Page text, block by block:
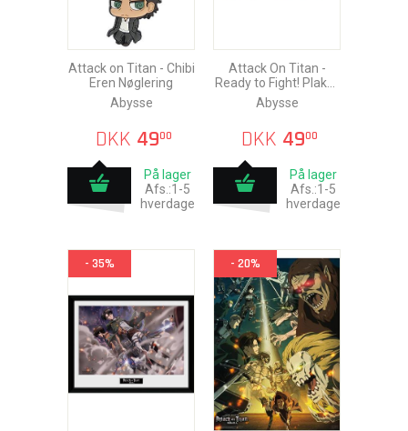
Attack on Titan - Chibi
Eren Nøglering
Abysse
DKK 4900
På lager
Afs.:1-5
hverdage
Attack On Titan -
Ready to Fight! Plakat
91,5x61cm
Abysse
DKK 4900
På lager
Afs.:1-5
hverdage
- 35% - 20%